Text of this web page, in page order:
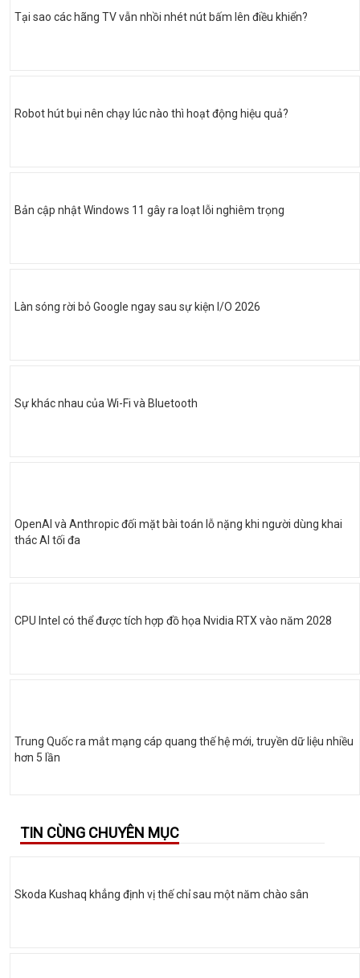
Tại sao các hãng TV vẫn nhồi nhét nút bấm lên điều khiển?
Robot hút bụi nên chạy lúc nào thì hoạt động hiệu quả?
Bản cập nhật Windows 11 gây ra loạt lỗi nghiêm trọng
Làn sóng rời bỏ Google ngay sau sự kiện I/O 2026
Sự khác nhau của Wi-Fi và Bluetooth
OpenAI và Anthropic đối mặt bài toán lỗ nặng khi người dùng khai
thác AI tối đa
CPU Intel có thể được tích hợp đồ họa Nvidia RTX vào năm 2028
Trung Quốc ra mắt mạng cáp quang thế hệ mới, truyền dữ liệu nhiều
hơn 5 lần
TIN CÙNG CHUYÊN MỤC
Skoda Kushaq khẳng định vị thế chỉ sau một năm chào sân